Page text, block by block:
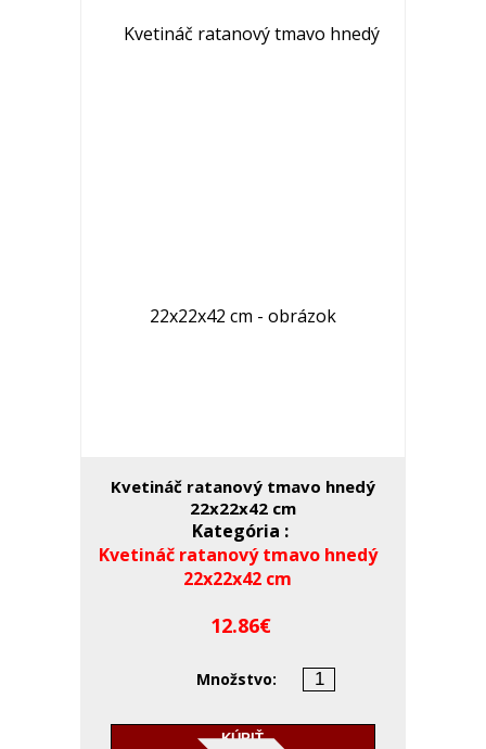
Kvetináč ratanový tmavo hnedý
22x22x42 cm
Kategória :
Kvetináč ratanový tmavo hnedý
22x22x42 cm
12.86
Množstvo:
KÚPIŤ